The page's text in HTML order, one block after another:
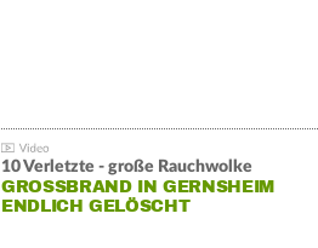
10 Verletzte - große Rauchwolke
GROSSBRAND IN GERNSHEIM E
NDLICH GELÖSCHT